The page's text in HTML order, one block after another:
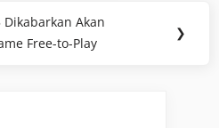
Dikabarkan Akan
Free-to-Play
❯